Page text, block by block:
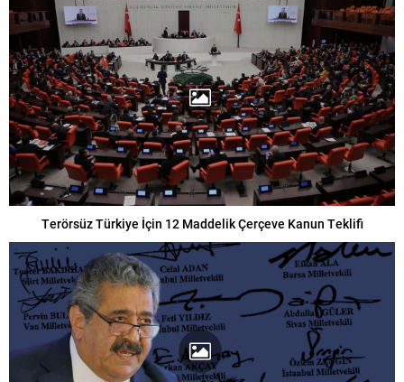
Terörsüz Türkiye İçin 12 Maddelik Çerçeve Kanun Teklifi